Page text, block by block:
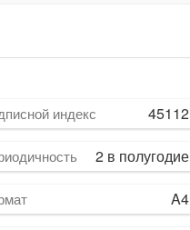
индекс 45112
2 в полугодие
A4